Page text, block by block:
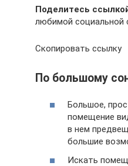
Поделитесь
любимой социальной
Скопировать ссылку
По большому
Большое,
помещение
в нем
большие
Искать